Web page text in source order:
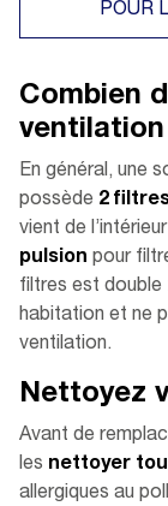
POUR
Combien
En général, une
possède 2
vient de
pulsion pour
filtres est double
habitation et ne
ventilation.
Nettoyez
Avant de
les nettoyer
allergiques au